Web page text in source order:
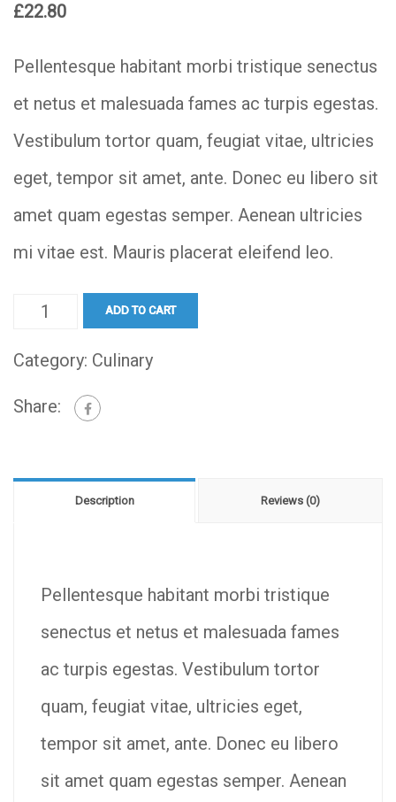
£22.80
Pellentesque habitant morbi tristique senectus
et netus et malesuada fames ac turpis egestas.
Vestibulum tortor quam, feugiat vitae, ultricies
eget, tempor sit amet, ante. Donec eu libero sit
amet quam egestas semper. Aenean ultricies
mi vitae est. Mauris placerat eleifend leo.
Chutney
quantity
ADD TO CART
Category: Culinary
Share:
Description Reviews (0)
Pellentesque habitant morbi tristique
senectus et netus et malesuada fames
ac turpis egestas. Vestibulum tortor
quam, feugiat vitae, ultricies eget,
tempor sit amet, ante. Donec eu libero
sit amet quam egestas semper. Aenean